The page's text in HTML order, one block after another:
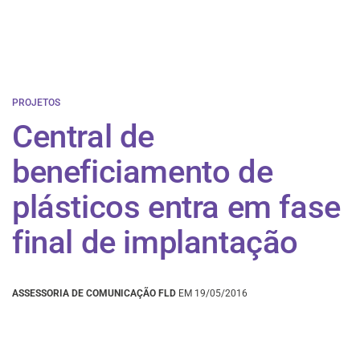
PROJETOS
Central de
beneficiamento de
plásticos entra em fase
final de implantação
ASSESSORIA DE COMUNICAÇÃO FLD EM 19/05/2016